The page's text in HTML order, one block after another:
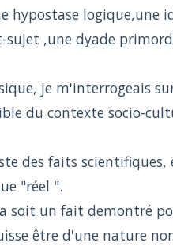
hypostase logique,une
,une dyade
je m'interrogeais
du contexte socio-
des faits scientifiques,
"réel ".
soit un fait demontré
être d'une nature